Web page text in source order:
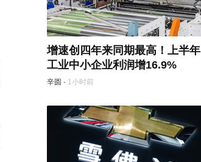
增速创四年来同期最高！上半年
工业中小企业利润增16.9%
辛圆 · 1小时前